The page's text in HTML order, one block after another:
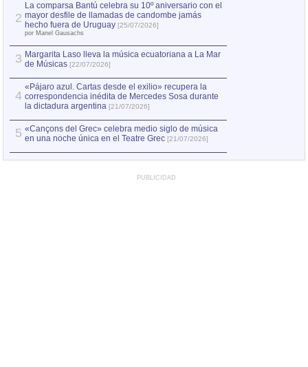
2
La comparsa Bantú celebra su 10º aniversario con el
mayor desfile de llamadas de candombe jamás
hecho fuera de Uruguay [25/07/2026]
por Manel Gausachs
3 Margarita Laso lleva la música ecuatoriana a La Mar
de Músicas [22/07/2026]
4
«Pájaro azul. Cartas desde el exilio» recupera la
correspondencia inédita de Mercedes Sosa durante
la dictadura argentina [21/07/2026]
5 «Cançons del Grec» celebra medio siglo de música
en una noche única en el Teatre Grec [21/07/2026]
PUBLICIDAD